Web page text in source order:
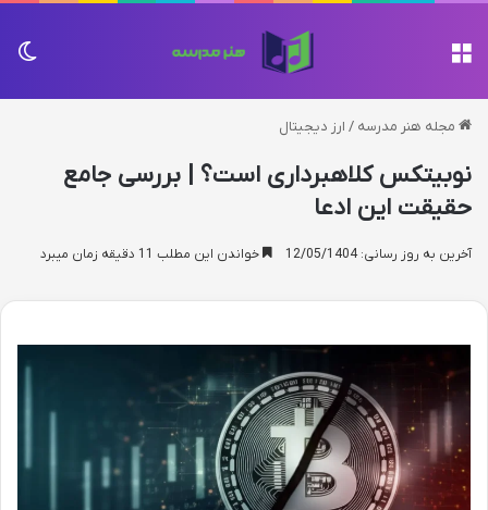
مجله هنر مدرسه / ارز دیجیتال
نوبیتکس کلاهبرداری است؟ | بررسی جامع
حقیقت این ادعا
آخرین به روز رسانی: 12/05/1404 خواندن این مطلب 11 دقیقه زمان میبرد